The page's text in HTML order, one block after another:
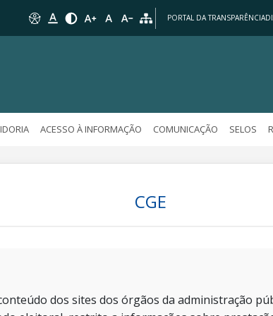
PORTAL DA TRANSPARÊNCIA
ACESSO À INFORMAÇÃO COMUNICAÇÃO SELOS
CGE
dos sites dos órgãos da administração